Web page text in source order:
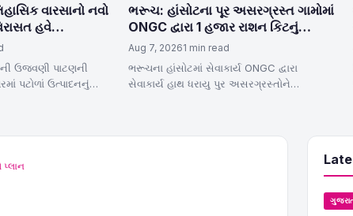
વારસાનો નવો
હવે
ઉત્પાદનનું બન્યું
ઉજવણી પાટણની
પટોળાં ઉત્પાદનનું
ભરૂચ: હાંસોટના પૂર અસરગ્રસ્ત ગામોમાં
ONGC દ્વારા 1 હજાર રાશન કિટનું
વિતરણ, આગેવાનો રહ્યા ઉપસ્થિત
Aug 7, 20261 min read
ભરૂચના હાંસોટમાં સેવાકાર્ય ONGC દ્વારા
સેવાકાર્ય હાથ ધરાયુ પુર અસરગ્રસ્તોને
પ્લાન